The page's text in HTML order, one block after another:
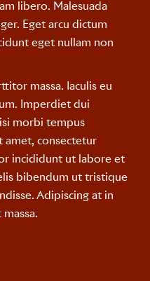
libero. Malesuada
Eget arcu dictum
eget nullam non
massa. Iaculis eu
Imperdiet dui
morbi tempus
amet, consectetur
incididunt ut labore et
bibendum ut tristique
Adipiscing at in